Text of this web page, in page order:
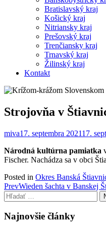
Bratislavský kraj
Košický kraj
Nitriansky kraj
Prešovský kraj
Trenčiansky kraj
Trnavský kraj
Žilinský kraj
Kontakt
Strojovňa v
miva17. septembra 202117.
Národná kultúrna pamiatka
Fischer. Nachádza sa v obci
Posted in Okres Banská
Post
navigation
PrevWieden šachta v Banskej
Hľadať:
Najnovšie články